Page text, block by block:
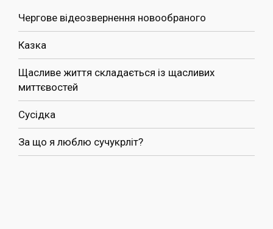
Чергове відеозвернення новообраного
Казка
Щасливе життя складається із щасливих
миттєвостей
Сусідка
За що я люблю сучукрліт?